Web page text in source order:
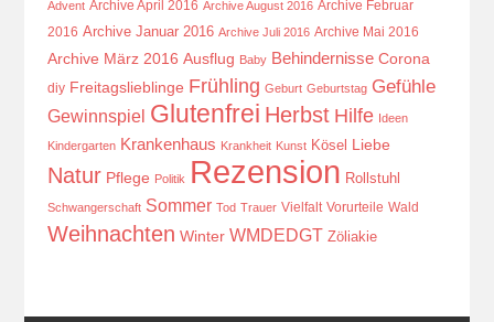
Advent Archive April 2016 Archive August 2016 Archive Februar
2016 Archive Januar 2016 Archive Juli 2016 Archive Mai 2016
Archive März 2016 Ausflug Baby Behindernisse Corona
diy Freitagslieblinge Frühling Geburt Geburtstag Gefühle
Gewinnspiel Glutenfrei Herbst Hilfe Ideen
Kindergarten Krankenhaus Krankheit Kunst Kösel Liebe
Natur Pflege Politik Rezension Rollstuhl
Schwangerschaft Sommer Tod Trauer Vielfalt Vorurteile Wald
Weihnachten Winter WMDEDGT Zöliakie